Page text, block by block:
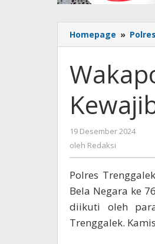
Homepage »
19 Desember 2024
oleh Redaksi
Polres
Bela Negara ke
diikuti oleh
Trenggalek.